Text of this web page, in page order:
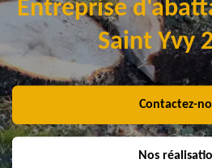
Entreprise
Saint Yvy
Contactez-
Nos